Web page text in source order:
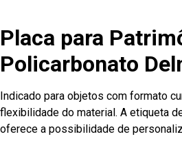
Placa para
Policarbonato
Indicado para objetos com formato
flexibilidade do material. A etiqueta
oferece a possibilidade de